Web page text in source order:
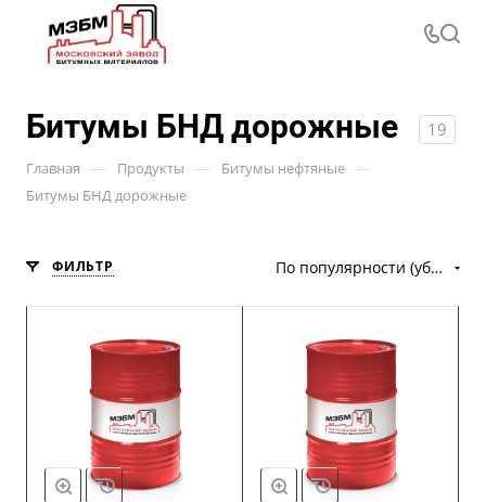
Битумы БНД дорожные 19
Главная — Продукты — Битумы нефтяные —
Битумы БНД дорожные
ФИЛЬТР По популярности (убывание)